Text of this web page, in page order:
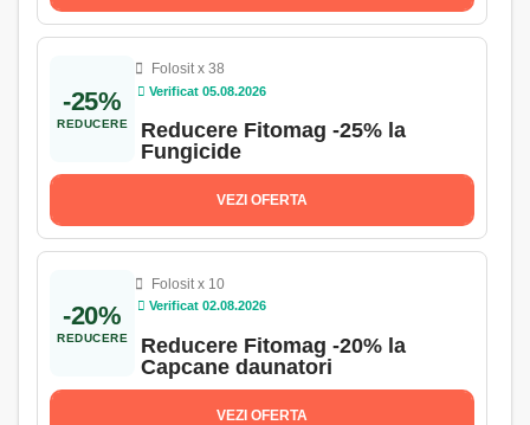
-25%
REDUCERE
Verificat 05.08.2026
Folosit x 38
Reducere Fitomag -25% la
Fungicide
VEZI OFERTA
-20%
REDUCERE
Verificat 02.08.2026
Folosit x 10
Reducere Fitomag -20% la
Capcane daunatori
VEZI OFERTA